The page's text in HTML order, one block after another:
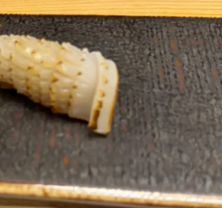
FOLLOW US
ファッション、ライフスタイル、
そしてエクラの美意識を、SNSで発信していま
JOIN US